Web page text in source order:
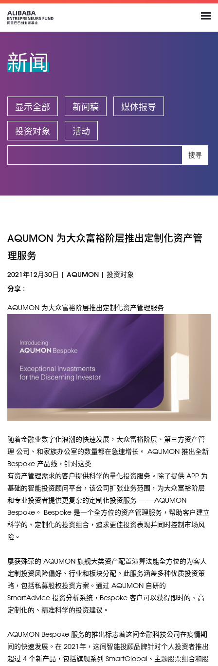
新闻
显示全部 新闻稿 媒体报导
投资对象 活动
搜寻
AQUMON 为大众富裕阶层推出定制化资产管
理服务
2021年12月30日 | AQUMON | 投资对象
分享 :
AQUMON 为大众富裕阶层推出定制化资产管理服务
随着金融业数字化浪潮的快速发展，大众富裕阶层、第三方资产管
理 公司、和家族办公室的数量都在急速增长。 AQUMON 推出全新
Bespoke 产品线，针对这类
有资产管理需求的客户提供科学的量化投资服务。除了提供 APP 为
基础的智能投资顾问平台，该公司扩张业务范围，为大众富裕阶层
和专业投资者提供更复杂的定制化投资服务 —— AQUMON
Bespoke。 Bespoke 是一个全方位的资产管理服务，帮助客户建立
科学的、定制化的投资组合，追求更佳投资表现并同时控制市场风
险。
屡获殊荣的 AQUMON 旗舰大类资产配置演算法能全方位的为客人
定制投资风险偏好、行业和板块分配。此服务涵盖多种优质投资策
略，包括私募股权投资方案。通过 AQUMON 自研的
SmartAdvice 投资分析系统，Bespoke 客户可以获得即时的、高
定制化的、精准科学的投资建议。
AQUMON Bespoke 服务的推出标志着这间金融科技公司在疫情期
间的快速发展。在 2021年，这间智能投顾品牌针对个人投资者推出
超过 4 个新产品，包括旗舰系列 SmartGlobal、主题股票组合和股